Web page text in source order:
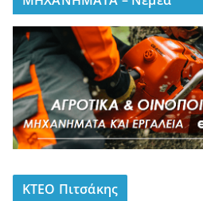
ΚΤΕΟ Πιτσάκης